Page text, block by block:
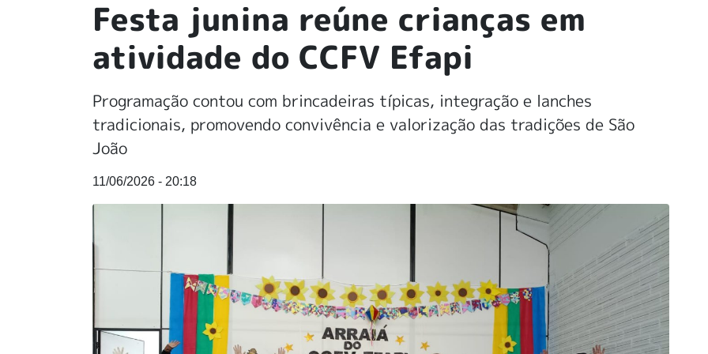
Festa junina reúne crianças em
atividade do CCFV Efapi
Programação contou com brincadeiras típicas, integração e lanches
tradicionais, promovendo convivência e valorização das tradições de São
João
11/06/2026 - 20:18